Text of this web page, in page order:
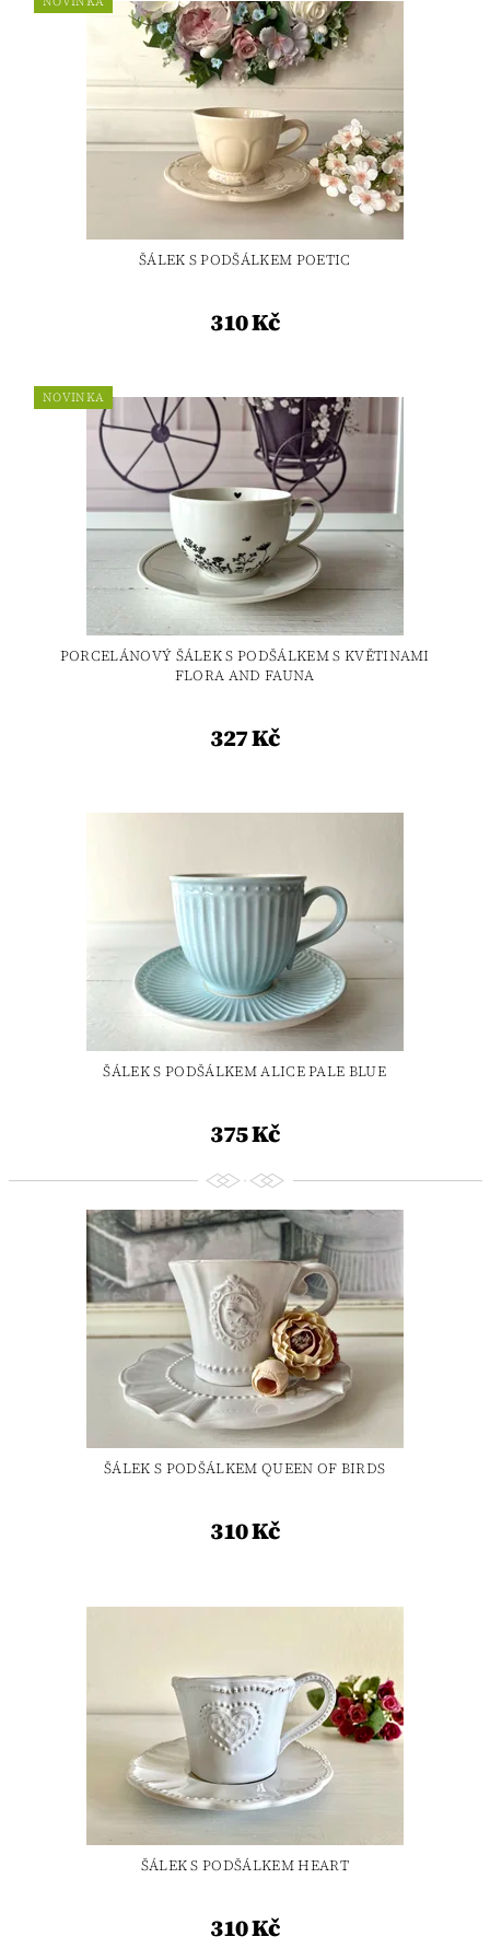
ŠÁLEK S PODŠÁLKEM POETIC
310 Kč
NOVINKA
PORCELÁNOVÝ ŠÁLEK S PODŠÁLKEM S KVĚTINAMI
FLORA AND FAUNA
327 Kč
ŠÁLEK S PODŠÁLKEM ALICE PALE BLUE
375 Kč
ŠÁLEK S PODŠÁLKEM QUEEN OF BIRDS
310 Kč
ŠÁLEK S PODŠÁLKEM HEART
310 Kč